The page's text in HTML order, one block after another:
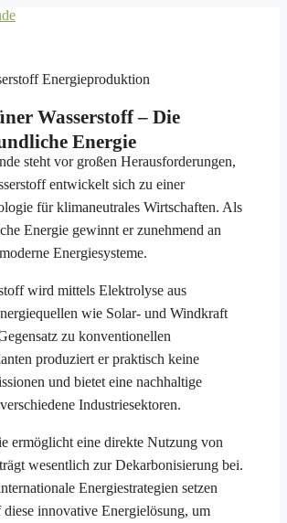
Wasserstoff – Die
Energie
steht vor großen Herausforderungen,
entwickelt sich zu einer
für klimaneutrales Wirtschaften. Als
Energie gewinnt er zunehmend an
Energiesysteme.
wird mittels Elektrolyse aus
wie Solar- und Windkraft
zu konventionellen
produziert er praktisch keine
und bietet eine nachhaltige
Industriesektoren.
ermöglicht eine direkte Nutzung von
wesentlich zur Dekarbonisierung bei.
Energiestrategien setzen
diese innovative Energielösung, um